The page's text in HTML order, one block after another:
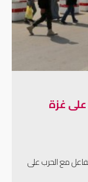
غزة
مع الحرب على